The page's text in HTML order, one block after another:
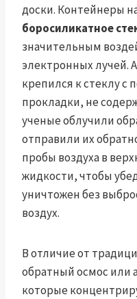
доски. Контейнеры
боросиликатное
значительным
электронных
крепился к стеклу
прокладки, не
ученые облучили
отправили их
пробы воздуха в
жидкости, чтобы
уничтожен без
воздух.
В отличие от
обратный осмос или
которые